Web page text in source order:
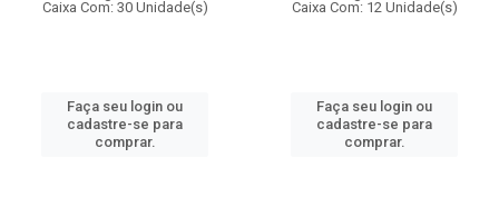
Caixa Com: 30 Unidade(s)
Faça seu login ou
cadastre-se para
comprar.
Caixa Com: 12 Unidade(s)
Faça seu login ou
cadastre-se para
comprar.